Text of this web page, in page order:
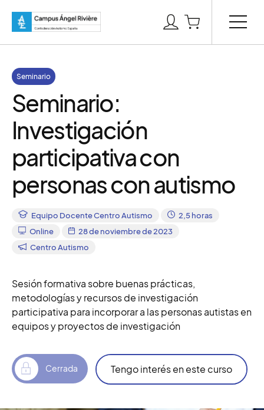
Seminario
Seminario:
Investigación
participativa con
personas con autismo
Equipo Docente Centro Autismo
2,5 horas
Online
28 de noviembre de 2023
Centro Autismo
Sesión formativa sobre buenas prácticas,
metodologías y recursos de investigación
participativa para incorporar a las personas autistas en
equipos y proyectos de investigación
Cerrada Tengo interés en este curso